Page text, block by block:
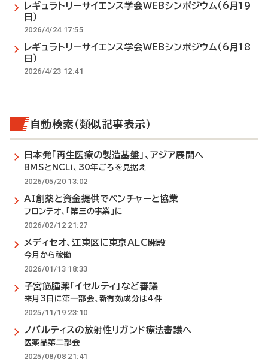
レギュラトリーサイエンス学会WEBシンポジウム（6月19
日）
2026/4/24 17:55
レギュラトリーサイエンス学会WEBシンポジウム（6月18
日）
2026/4/23 12:41
自動検索（類似記事表示）
日本発「再生医療の製造基盤」、アジア展開へ
BMSとNCLi、30年ごろを見据え
2026/05/20 13:02
AI創薬と資金提供でベンチャーと協業
フロンテオ、「第三の事業」に
2026/02/12 21:27
メディセオ、江東区に東京ALC開設
今月から稼働
2026/01/13 18:33
子宮筋腫薬「イセルティ」など審議
来月3日に第一部会、新有効成分は4件
2025/11/19 23:10
ノバルティスの放射性リガンド療法審議へ
医薬品第二部会
2025/08/08 21:41